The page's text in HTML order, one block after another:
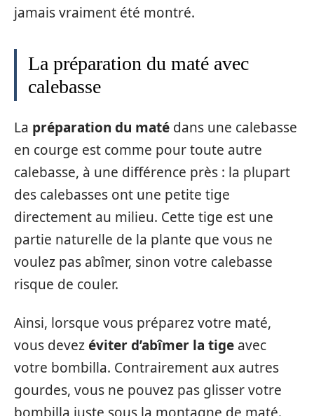
jamais vraiment été montré.
La préparation du maté avec
calebasse
La préparation du maté dans une calebasse
en courge est comme pour toute autre
calebasse, à une différence près : la plupart
des calebasses ont une petite tige
directement au milieu. Cette tige est une
partie naturelle de la plante que vous ne
voulez pas abîmer, sinon votre calebasse
risque de couler.
Ainsi, lorsque vous préparez votre maté,
vous devezéviter d’abîmer la tige avec
votre bombilla. Contrairement aux autres
gourdes, vous ne pouvez pas glisser votre